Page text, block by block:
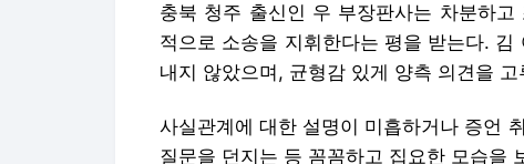
충북 청주 출신인 우 부장판사는 차분하
적으로 소송을 지휘한다는 평을 받는다.
내지 않았으며, 균형감 있게 양측 의견을
사실관계에 대한 설명이 미흡하거나 증언
질문을 던지는 등 꼼꼼하고 집요한 모습을